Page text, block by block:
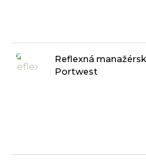
Reflexná
Portwest